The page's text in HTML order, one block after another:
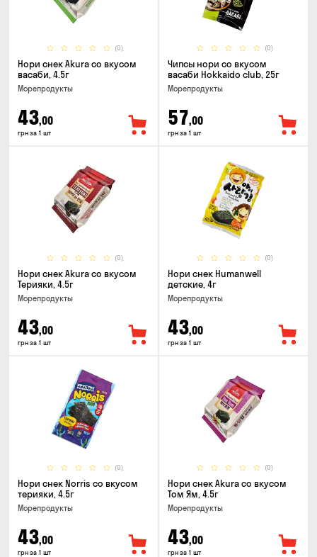
(0)
Нори снек Akura со вкусом
васаби, 4.5г
Морепродукты
43,00
грн за 1 шт
(0)
Чипсы нори со вкусом
васаби Hokkaido club, 25г
Морепродукты
57,00
грн за 1 шт
(0)
Нори снек Akura со вкусом
Терияки, 4.5г
Морепродукты
43,00
грн за 1 шт
(0)
Нори снек Humanwell
детские, 4г
Морепродукты
43,00
грн за 1 шт
(0)
Нори снек Norris со вкусом
терияки, 4.5г
Морепродукты
43,00
грн за 1 шт
(0)
Нори снек Akura со вкусом
Том Ям, 4.5г
Морепродукты
43,00
грн за 1 шт